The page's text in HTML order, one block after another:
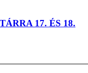
17. ÉS 18.